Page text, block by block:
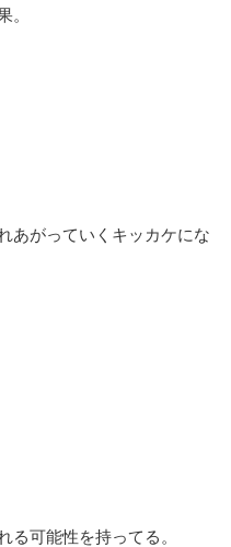
。
あがっていくキッカケにな
る可能性を持ってる。